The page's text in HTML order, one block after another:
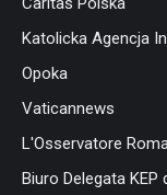
Katolicka Agencja
Opoka
Vaticannews
L'Osservatore
Biuro Delegata